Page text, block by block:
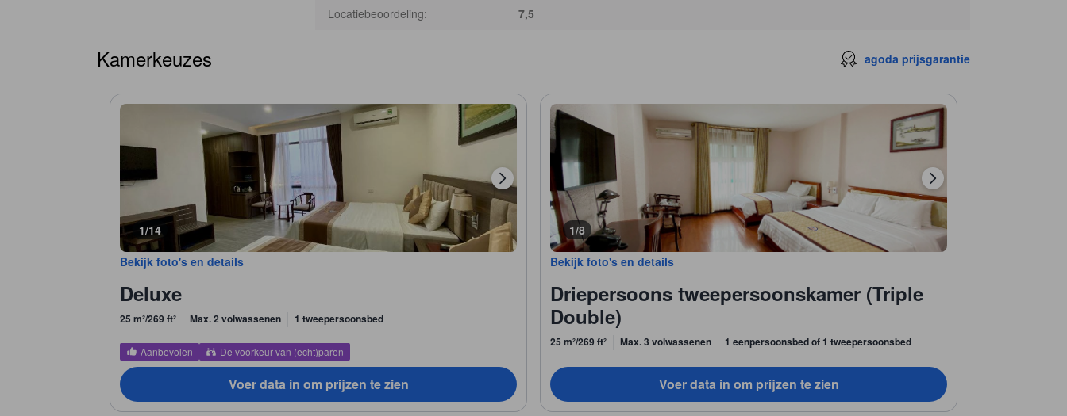
Locatiebeoordeling: 7,5
Kamerkeuzes agoda prijsgarantie
1/14
Bekijk foto's en details
Deluxe
25 m²/269 ft² Max. 2 volwassenen 1 tweepersoonsbed
Aanbevolen De voorkeur van (echt)paren
Voer data in om prijzen te zien
1/8
Bekijk foto's en details
Driepersoons tweepersoonskamer (Triple
Double)
25 m²/269 ft² Max. 3 volwassenen 1 eenpersoonsbed of 1 tweepersoonsbed
Voer data in om prijzen te zien